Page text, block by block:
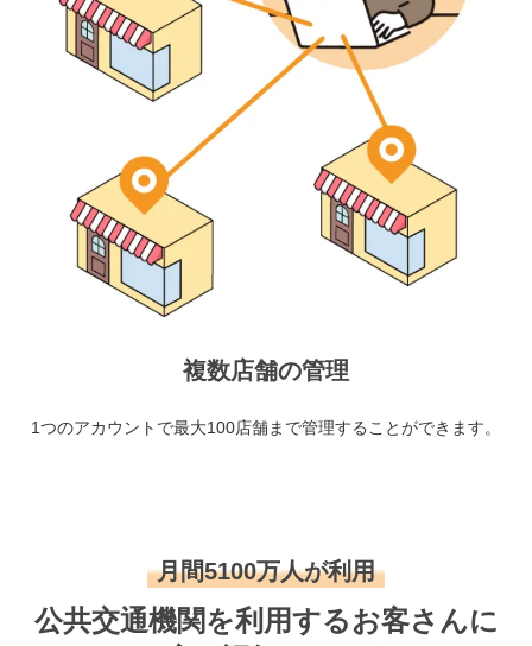
複数店舗の管理
1つのアカウントで最大100店舗まで管理することができます。
月間5100万人が利用
公共交通機関を利用するお客さんに